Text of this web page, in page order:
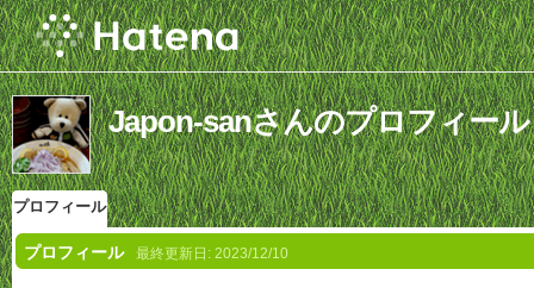
Japon-sanさんのプロフィール
プロフィール
プロフィール 最終更新日: 2023/12/10